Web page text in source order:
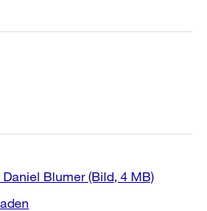
Blumer(Bild, 4 MB)